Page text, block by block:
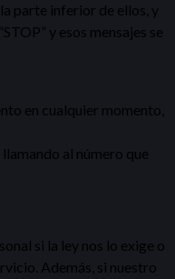
parte inferior de ellos, y
y esos mensajes se
en cualquier momento,
al número que
si la ley nos lo exige o
Además, si nuestro